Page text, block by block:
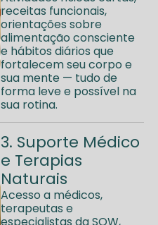
receitas funcionais,
orientações sobre
alimentação consciente
e hábitos diários que
fortalecem seu corpo e
sua mente — tudo de
forma leve e possível na
sua rotina.
3. Suporte Médico
e Terapias
Naturais
Acesso a médicos,
terapeutas e
especialistas da SOW,